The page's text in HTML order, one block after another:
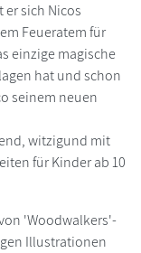
er sich Nicos
Feueratem für
einzige magische
hat und schon
seinem neuen
witzigund mit
für Kinder ab 10
'Woodwalkers'-
Illustrationen